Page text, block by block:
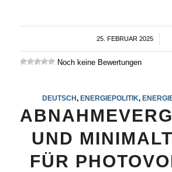
25. FEBRUAR 2025
/
Noch keine Bewertungen
DEUTSCH, ENERGIEPOLITIK,
UND
FÜR